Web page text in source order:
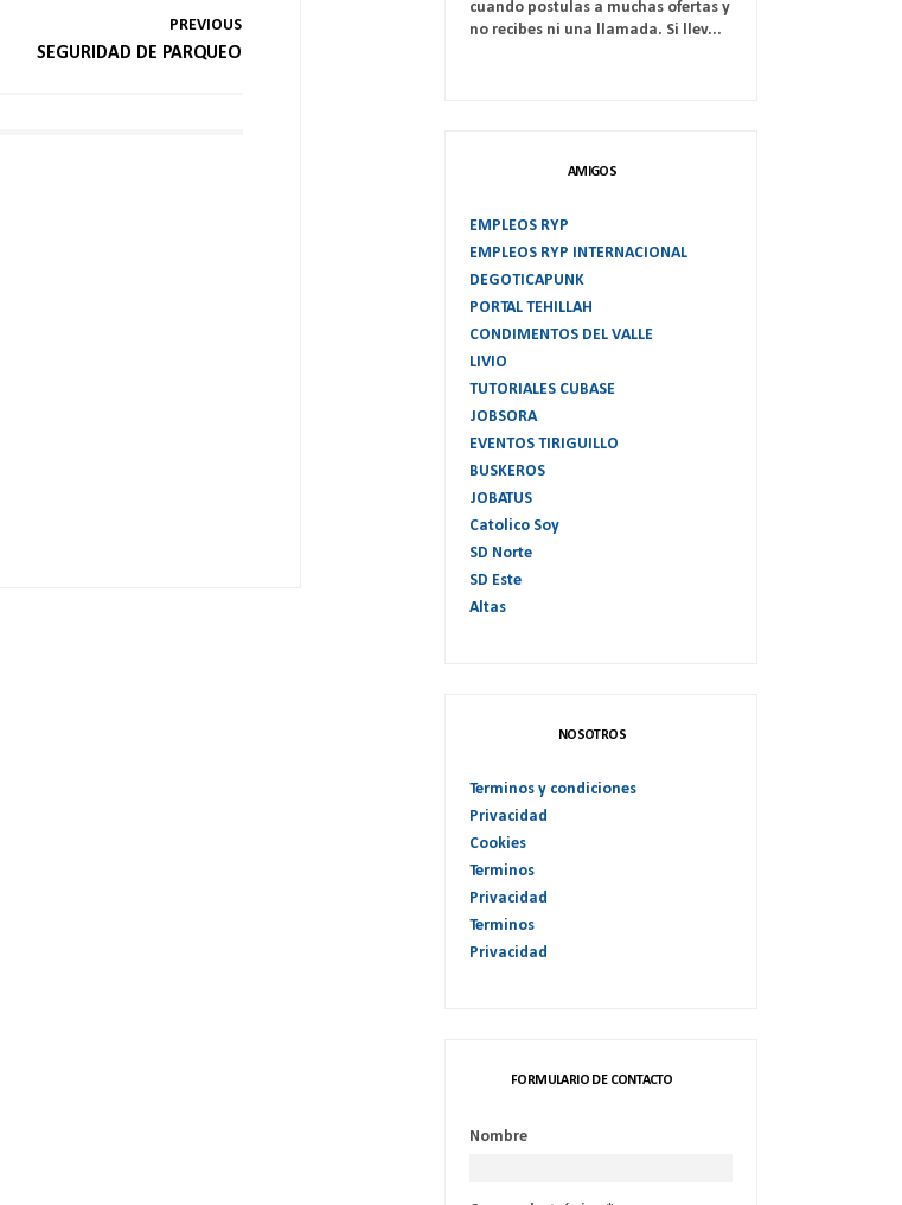
PREVIOUS
SEGURIDAD DE PARQUEO
cuando postulas a muchas ofertas y
no recibes ni una llamada. Si llev...
AMIGOS
EMPLEOS RYP
EMPLEOS RYP INTERNACIONAL
DEGOTICAPUNK
PORTAL TEHILLAH
CONDIMENTOS DEL VALLE
LIVIO
TUTORIALES CUBASE
JOBSORA
EVENTOS TIRIGUILLO
BUSKEROS
JOBATUS
Catolico Soy
SD Norte
SD Este
Altas
NOSOTROS
Terminos y condiciones
Privacidad
Cookies
Terminos
Privacidad
Terminos
Privacidad
FORMULARIO DE CONTACTO
Nombre